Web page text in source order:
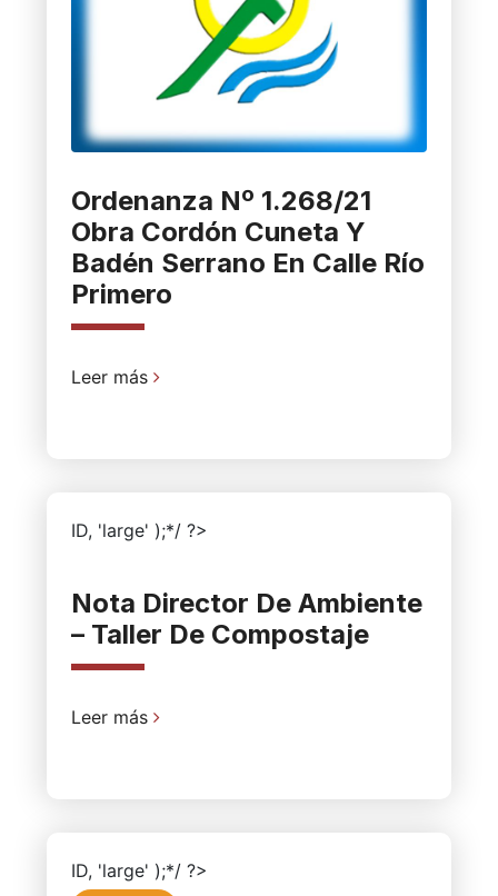
Ordenanza Nº 1.268/21
Obra Cordón Cuneta Y
Badén Serrano En Calle Río
Primero
Leer más
ID, 'large' );*/ ?>
Nota Director De Ambiente
– Taller De Compostaje
Leer más
ID, 'large' );*/ ?>